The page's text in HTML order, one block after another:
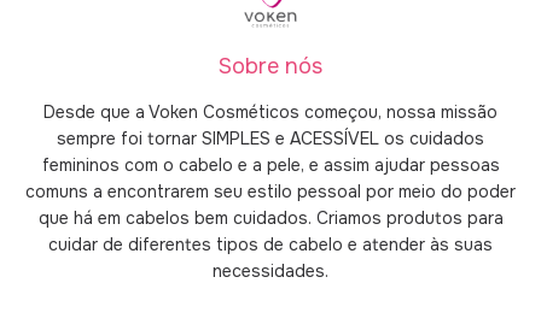
Sobre nós
Desde que a Voken Cosméticos começou, nossa missão
sempre foi tornar SIMPLES e ACESSÍVEL os cuidados
femininos com o cabelo e a pele, e assim ajudar pessoas
comuns a encontrarem seu estilo pessoal por meio do poder
que há em cabelos bem cuidados. Criamos produtos para
cuidar de diferentes tipos de cabelo e atender às suas
necessidades.